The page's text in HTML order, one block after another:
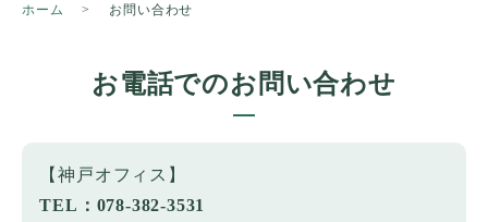
ホーム お問い合わせ
お電話でのお問い合わせ
【神戸オフィス】
TEL： 078-382-3531